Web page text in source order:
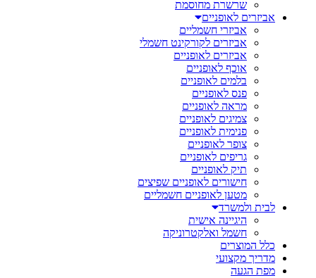
שרשרת מחוסמת
אביזרים לאופניים
אביזרי חשמליים
אביזרים לקורקינט חשמלי
אביזרים לאופניים
אוכף לאופניים
בלמים לאופניים
פנס לאופניים
מראה לאופניים
צמיגים לאופניים
פנימית לאופניים
צופר לאופניים
גריפים לאופניים
תיק לאופניים
חישורים לאופניים שפיצים
מטען לאופניים חשמליים
לבית ולמשרד
היגיינה אישית
חשמל ואלקטרוניקה
כלל המוצרים
מדריך מקצועי
מפת הגעה